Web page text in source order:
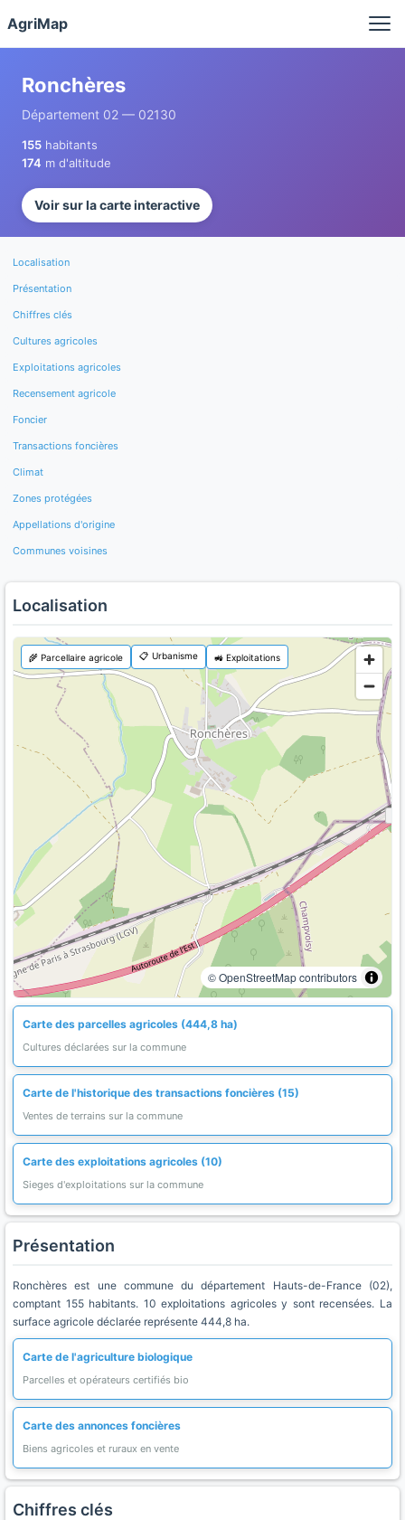
AgriMap
Ronchères
Département 02 — 02130
155 habitants
174 m d'altitude
Voir sur la carte interactive
Localisation
Présentation
Chiffres clés
Cultures agricoles
Exploitations agricoles
Recensement agricole
Foncier
Transactions foncières
Climat
Zones protégées
Appellations d'origine
Communes voisines
Localisation
© OpenStreetMap contributors
🌾 Parcellaire agricole 📋 Urbanisme 🚜 Exploitations
Carte des parcelles agricoles (444,8 ha)
Cultures déclarées sur la commune
Carte de l'historique des transactions foncières (15)
Ventes de terrains sur la commune
Carte des exploitations agricoles (10)
Sieges d'exploitations sur la commune
Présentation
Ronchères est une commune du département Hauts-de-France (02),
comptant 155 habitants. 10 exploitations agricoles y sont recensées. La
surface agricole déclarée représente 444,8 ha.
Carte de l'agriculture biologique
Parcelles et opérateurs certifiés bio
Carte des annonces foncières
Biens agricoles et ruraux en vente
Chiffres clés